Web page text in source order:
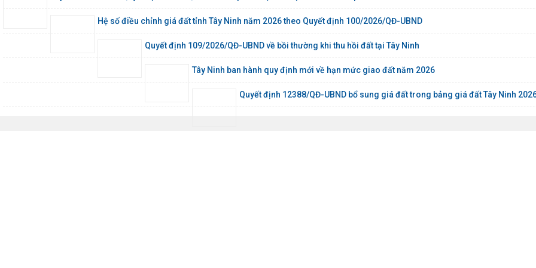
Hệ số điều chỉnh giá đất tỉnh Tây Ninh năm 2026 theo Quyết định 100/2026/QĐ-UBND
Quyết định 109/2026/QĐ-UBND về bồi thường khi thu hồi đất tại Tây Ninh
Tây Ninh ban hành quy định mới về hạn mức giao đất năm 2026
Quyết định 12388/QĐ-UBND bổ sung giá đất trong bảng giá đất Tây Ninh